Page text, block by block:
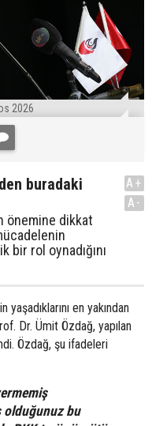
2026
buradaki
önemine dikkat
bir rol oynadığını
A+
A-
en yakından
Dr. Ümit Özdağ, yapılan
Özdağ, şu ifadeleri
olduğunuz bu